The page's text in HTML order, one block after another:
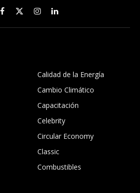
Facebook
X
(Twitter)
InstagramLinkedIn
Calidad de la Energía
Cambio Climático
Capacitación
Celebrity
Circular Economy
Classic
Combustibles